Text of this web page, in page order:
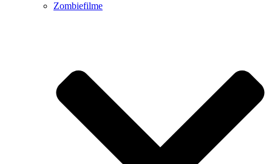
Zombiefilme